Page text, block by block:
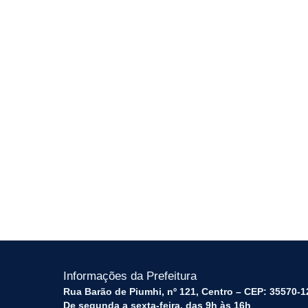
Informações da Prefeitura
Rua Barão de Piumhi, nº 121, Centro – CEP: 35570-
De segunda a sexta-feira, das 9h às 16h